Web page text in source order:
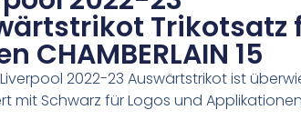
Trikotsatz
CHAMBERLAIN 15
Liverpool 2022-23 Auswärtstrikot ist
mit Schwarz für Logos und